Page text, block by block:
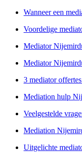
Wanneer een
Voordelige
Mediator
Mediator
3 mediator
Mediation hulp
Veelgestelde
Mediation
Uitgelichte